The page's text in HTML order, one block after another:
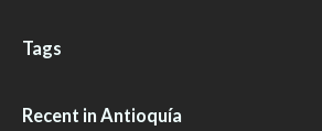
Tags
Recent in Antioquía